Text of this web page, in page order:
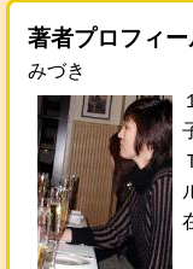
著者プロフィー
みづき